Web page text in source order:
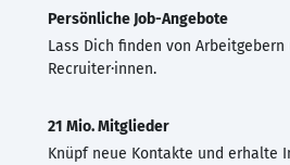
Persönliche Job-Angebote
Lass Dich finden von Arbeitgebern
Recruiter·innen.
21 Mio. Mitglieder
Knüpf neue Kontakte und erhalte